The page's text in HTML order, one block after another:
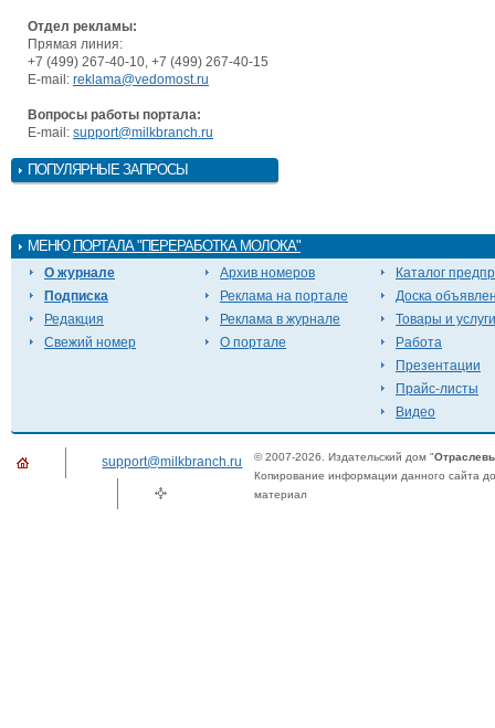
Отдел рекламы:
Прямая линия:
+7 (499) 267-40-10, +7 (499) 267-40-15
E-mail: reklama@vedomost.ru
Вопросы работы портала:
E-mail: support@milkbranch.ru
ПОПУЛЯРНЫЕ ЗАПРОСЫ
МЕНЮ ПОРТАЛА "ПЕРЕРАБОТКА МОЛОКА"
О журнале
Подписка
Редакция
Свежий номер
Архив номеров
Реклама на портале
Реклама в журнале
О портале
Каталог
Доска
Товары и услуги
Работа
Презентации
Прайс-листы
Видео
support@milkbranch.ru © 2007-2026. Издательский дом "
Копирование информации данного сайта
материал